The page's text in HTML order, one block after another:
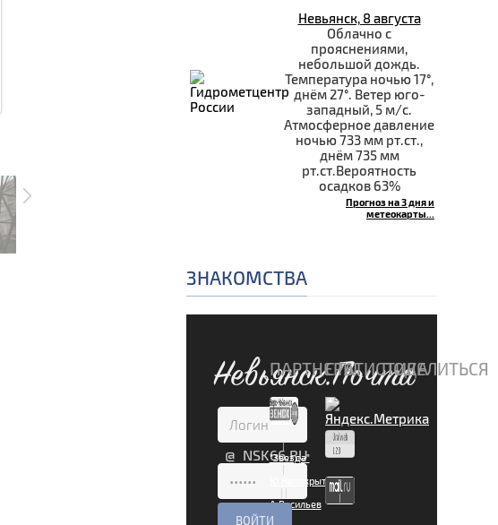
Невьянск, 8 августа
Облачно с
прояснениями,
небольшой дождь.
Температура ночью 17°,
днём 27°. Ветер юго-
западный, 5 м/с.
Атмосферное давление
ночью 733 мм рт.ст.,
днём 735 мм
рт.ст.Вероятность
осадков 63%
Прогноз на 3 дня и
метеокарты...
ЗНАКОМСТВА
Невьянск.Почта
@ NSK66.RU
ПАРТНЕРЫ
|
"Звезда"
|
Ю.Непокрытая
| |
А.Васильев
СТАТИСТИКАПОДЕЛИТЬСЯ